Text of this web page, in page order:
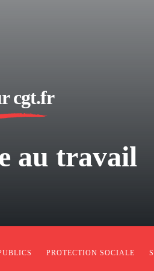
cgt.fr
au travail
PROTECTION SOCIALE